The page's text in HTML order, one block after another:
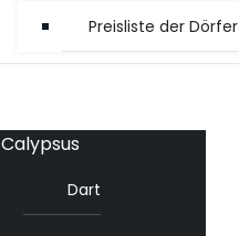
Preisliste der Dörfer
Calypsus
Dart